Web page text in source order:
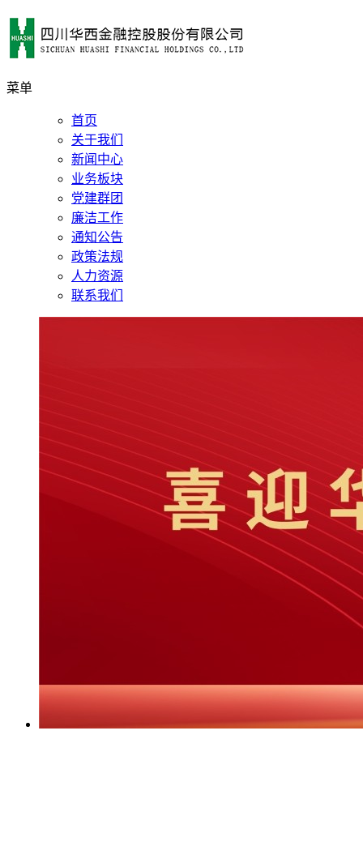
菜单
首页
关于我们
新闻中心
业务板块
党建群团
廉洁工作
通知公告
政策法规
人力资源
联系我们